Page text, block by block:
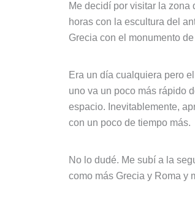
Me decidí por visitar la
horas con la escultura del
Grecia con el monumento
Era un día cualquiera pero
uno va un poco más rápido
espacio. Inevitablemente,
con un poco de tiempo más.
No lo dudé. Me subí a la
como más Grecia y Roma y